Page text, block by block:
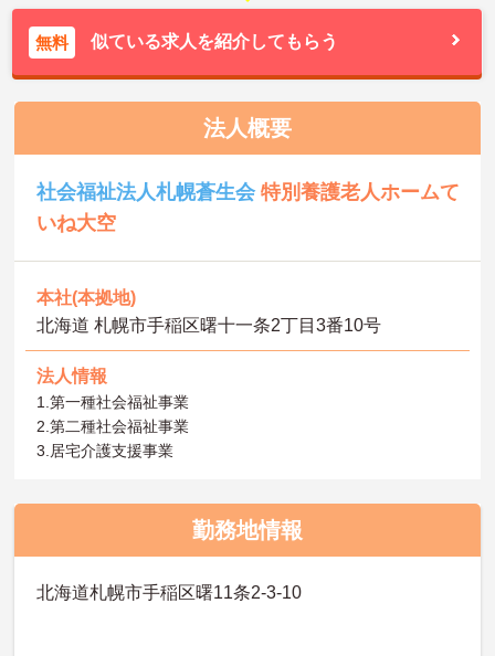
無料 似ている求人を紹介してもらう
法人概要
社会福祉法人札幌蒼生会特別養護老人ホームて
いね大空
本社(本拠地)
北海道 札幌市手稲区曙十一条2丁目3番10号
法人情報
1.第一種社会福祉事業
2.第二種社会福祉事業
3.居宅介護支援事業
勤務地情報
北海道札幌市手稲区曙11条2-3-10